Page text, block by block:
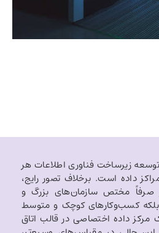
زیرساخت فناوری اطلاعات هر
داده است. برخلاف تصور رایج،
صرفاً مختص سازمان‌های بزرگ و
کسب‌وکارهای کوچک و متوسط
مرکز داده اختصاصی در قالب اتاق